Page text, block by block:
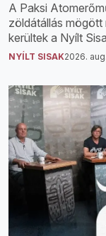
A Paksi
zöldátállás
kerültek a Nyílt
NYÍLT SISAK2026.